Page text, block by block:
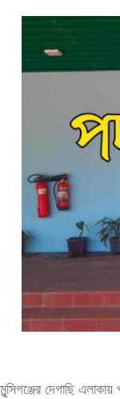
মুন্সিগঞ্জের দেগাছি